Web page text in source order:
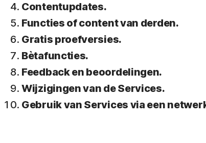
Contentupdates.
Functies of content van derden.
Gratis proefversies.
Bètafuncties.
Feedback en beoordelingen.
Wijzigingen van de Services.
Gebruik van Services via een